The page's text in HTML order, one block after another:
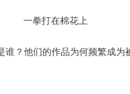
一拳打在棉花上
谁？他们的作品为何频繁成为